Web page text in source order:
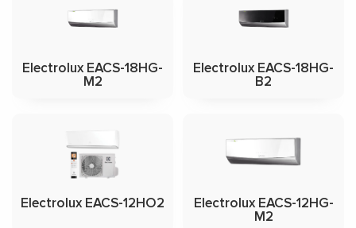
Electrolux EACS-18HG-
M2
Electrolux EACS-18HG-
B2
Electrolux EACS-12HO2
Electrolux EACS-12HG-
M2